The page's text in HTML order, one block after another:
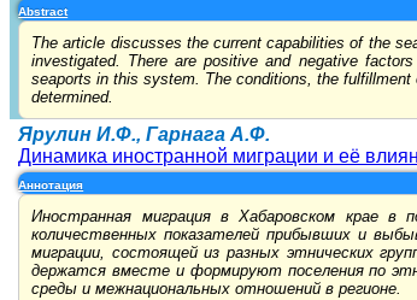
Abstract
The article discusses the current capabilities of the
investigated. There are positive and negative
seaports in this system. The conditions, the
determined.
Ярулин И.Ф., Гарнага А.Ф.
Динамика иностранной миграции и её
Аннотация
Иностранная миграция в Хабаровском крае в
количественных показателей прибывших и
миграции, состоящей из разных этнических
держатся вместе и формируют поселения по
среды и межнациональных отношений в регионе.